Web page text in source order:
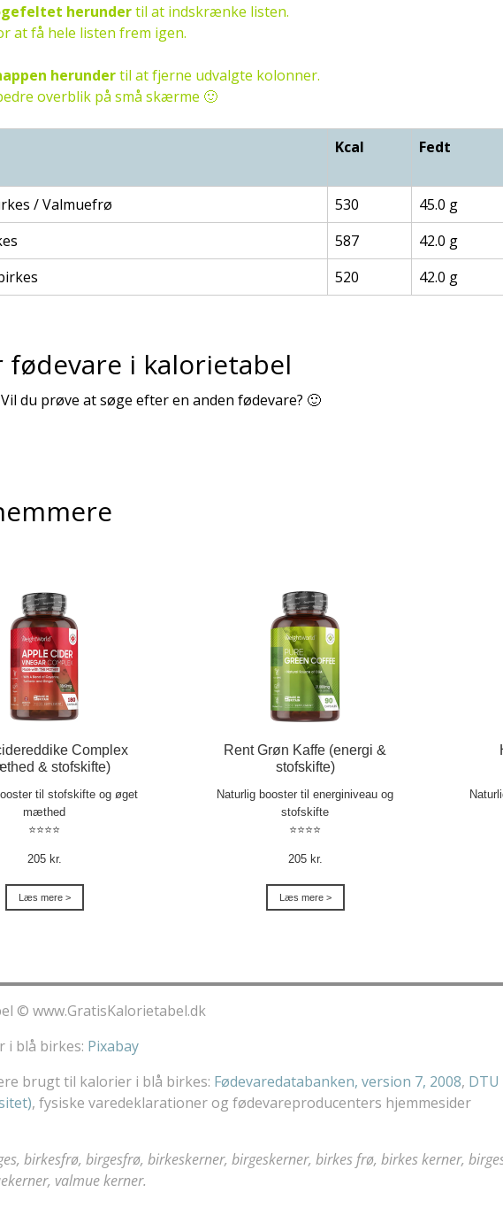
herundertil at indskrænke listen.
at få hele listen frem igen.
herundertil at fjerne udvalgte kolonner.
overblik på små skærme 🙂
Kcal Fedt
/ Valmuefrø 530 45.0 g
587 42.0 g
520 42.0 g
fødevare i kalorietabel
du prøve at søge efter en anden fødevare? 🙂
Complex
& stofskifte)
til stofskifte og øget
mæthed
⭐⭐⭐⭐
205 kr.
Læs mere >
Rent Grøn Kaffe (energi &
stofskifte)
Naturlig booster til energiniveau og
stofskifte
⭐⭐⭐⭐
205 kr.
Læs mere >
© www.GratisKalorietabel.dk
i blå birkes: Pixabay
brugt til kalorier i blå birkes: Fødevaredatabanken, version 7, 2008,
, fysiske varedeklarationer og fødevareproducenters hjemmesider
birkesfrø, birgesfrø, birkeskerner, birgeskerner, birkes frø, birkes kerner,
valmue kerner.